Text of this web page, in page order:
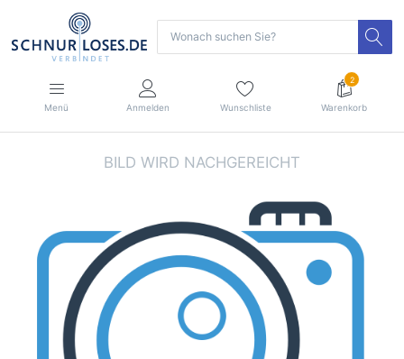
Menü Anmelden Wunschliste
2
Warenkorb